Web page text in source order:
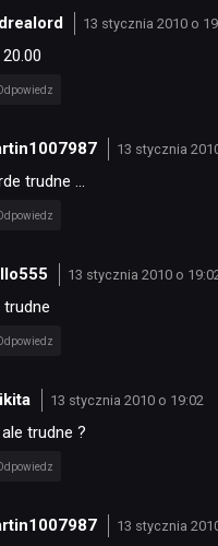
13 stycznia 2010 o
13 stycznia
trudne …
13 stycznia 2010 o
trudne
13 stycznia 2010 o 19:02
trudne ?
13 stycznia